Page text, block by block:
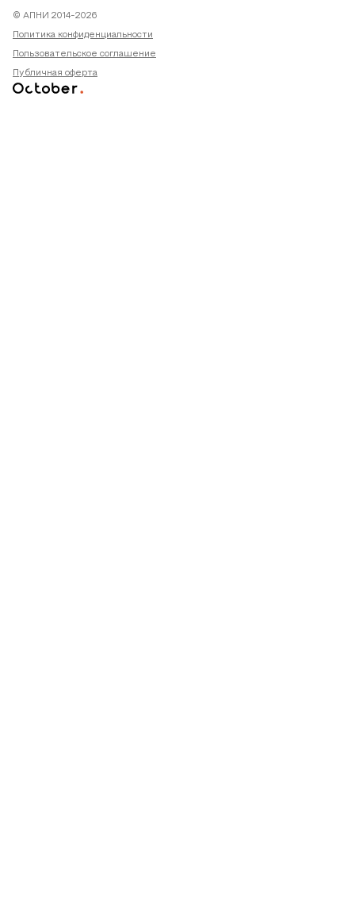
© АПНИ 2014-2026
Политика конфиденциальности
Пользовательское соглашение
Публичная оферта